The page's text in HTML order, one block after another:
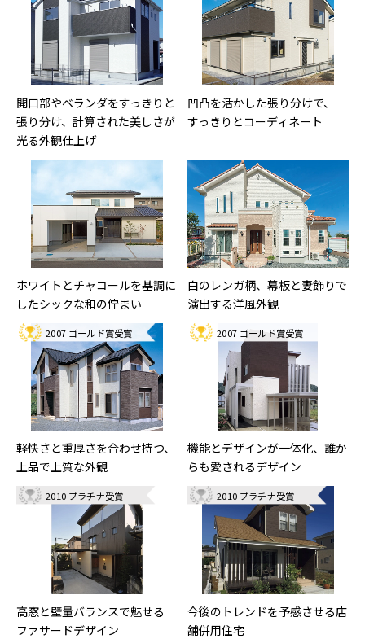
開口部やベランダをすっきりと
張り分け、計算された美しさが
光る外観仕上げ
凹凸を活かした張り分けで、
すっきりとコーディネート
ホワイトとチャコールを基調に
したシックな和の佇まい
白のレンガ柄、幕板と妻飾りで
演出する洋風外観
2007 ゴールド賞受賞
軽快さと重厚さを合わせ持つ、
上品で上質な外観
2007 ゴールド賞受賞
機能とデザインが一体化、誰か
らも愛されるデザイン
2010 プラチナ受賞
高窓と壁量バランスで魅せる
ファサードデザイン
2010 プラチナ受賞
今後のトレンドを予感させる店
舗併用住宅